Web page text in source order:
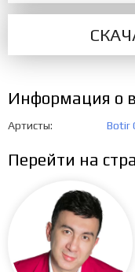
Информация о
Артисты Botir
Перейти на